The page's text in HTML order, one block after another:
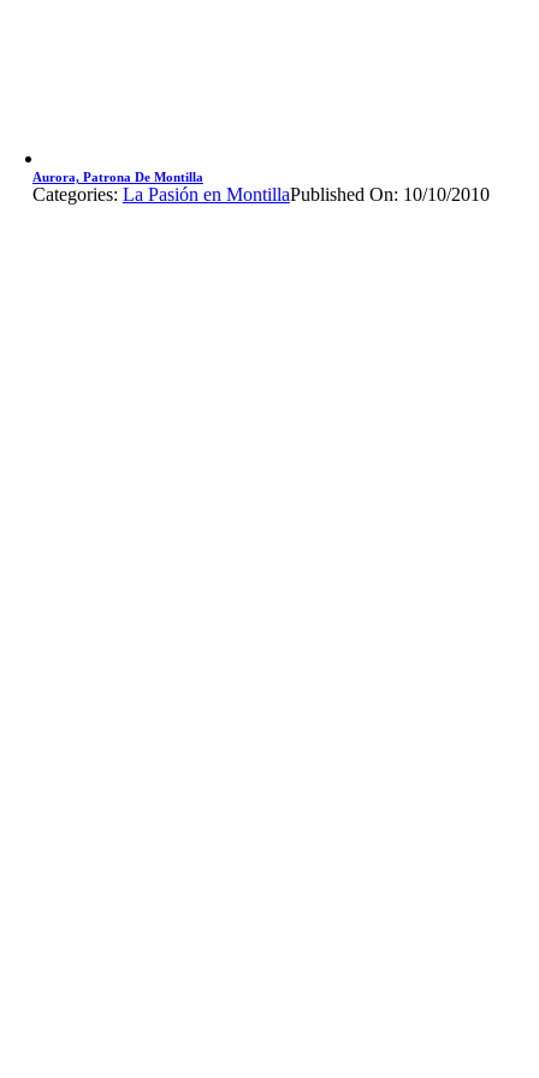
Aurora, Patrona De Montilla
Categories: La Pasión en MontillaPublished On: 10/10/2010